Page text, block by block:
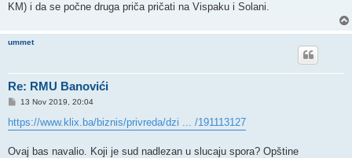
KM) i da se počne druga priča pričati na Vispaku i Solani.
ummet
Re: RMU Banovići
P
s
t
13 Nov 2019, 20:04
https://www.klix.ba/biznis/privreda/dzi ... /191113127
Ovaj bas navalio. Koji je sud nadlezan u slucaju spora? Opštine